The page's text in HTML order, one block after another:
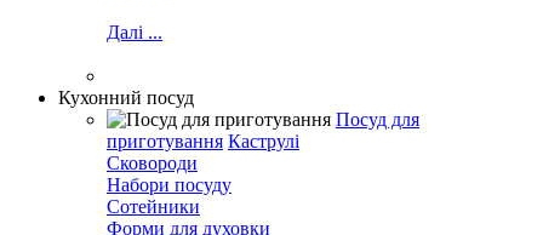
Далі ...
Кухонний посуд
Посуд для
приготування Каструлі
Сковороди
Набори посуду
Сотейники
Форми для духовки